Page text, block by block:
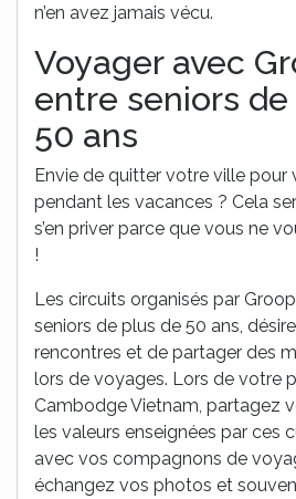
n’en avez jamais vécu.
Voyager avec
entre seniors
50 ans
Envie de quitter votre ville pour
pendant les vacances ? Cela
s’en priver parce que vous ne
!
Les circuits organisés par
seniors de plus de 50 ans,
rencontres et de partager des
lors de voyages. Lors de votre
Cambodge Vietnam, partagez
les valeurs enseignées par ces
avec vos compagnons de
échangez vos photos et